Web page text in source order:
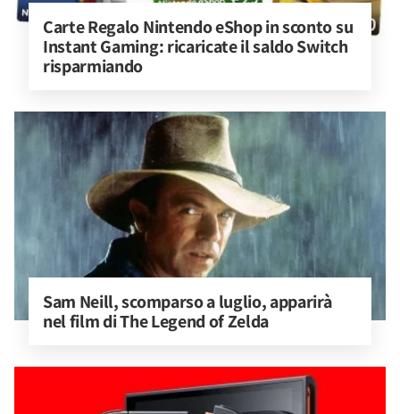
Carte Regalo Nintendo eShop in sconto su
Instant Gaming: ricaricate il saldo Switch
risparmiando
Sam Neill, scomparso a luglio, apparirà
nel film di The Legend of Zelda